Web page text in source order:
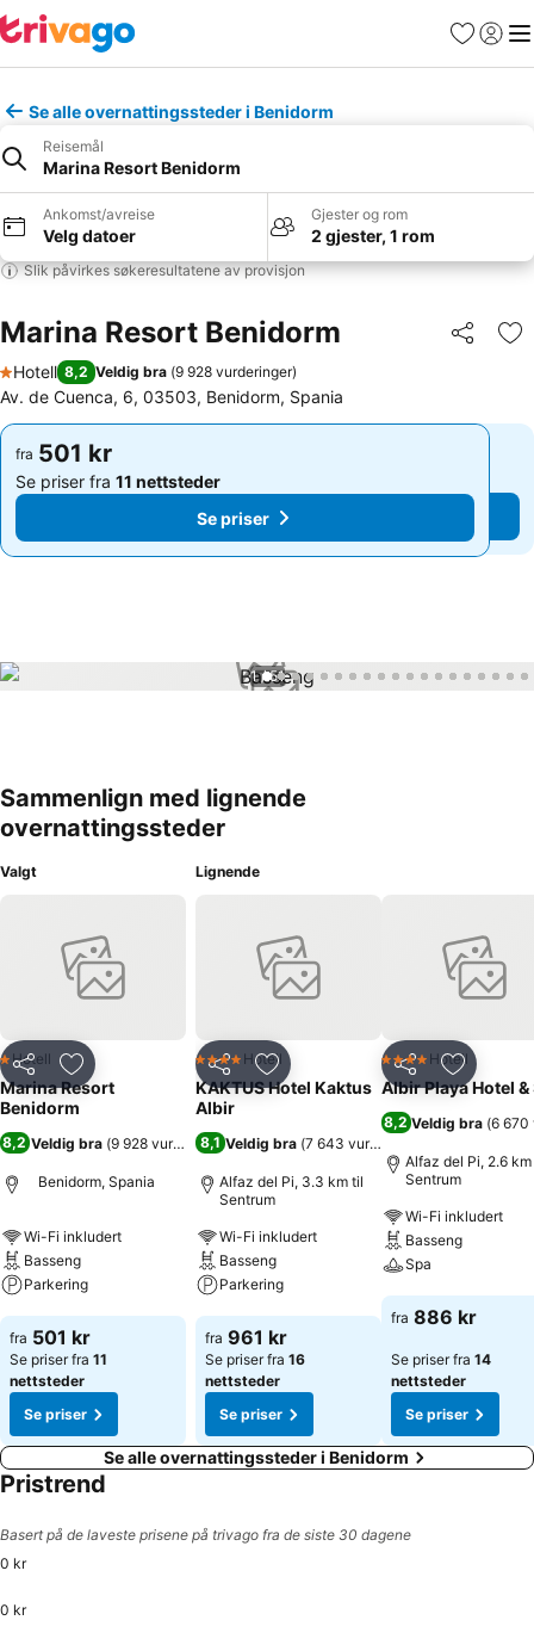
Favoritter
Logg
Se alle overnattingssteder i Benidorm
Reisemål
Marina Resort Benidorm
Ankomst/avreise
Velg datoer
Gjester og rom
2 gjester, 1 rom
Slik påvirkes søkeresultatene av provisjon
Marina Resort Benidorm Del
1 Stjerner
Hotell 8,2 Veldig bra (9 928 vurderinger)
Av. de Cuenca, 6, 03503, Benidorm, Spania
fra 501 kr
Se priser fra 11 nettsteder
Se priser
fra 501 kr
Se priser fra 11 nettsteder
Se priser
1 / 51
Sammenlign med lignende
overnattingssteder
Valgt
Del Legg til i favoritter
1 Stjerner
Hotell
Marina Resort
Benidorm
8,2 Veldig bra (9 928 vurderinger)
Benidorm, Spania
Wi-Fi inkludert
Basseng
Parkering
Se priser
fra 501 kr
Se priser fra 11
nettsteder
Se priser
Lignende
Del Legg til i favoritter
4 StjernerHotell
KAKTUS Hotel Kaktus
Albir
8,1 Veldig bra (7 643 vurderinger
Alfaz del Pi, 3.3 km til
Sentrum
Wi-Fi inkludert
Basseng
Parkering
Se priser
fra 961 kr
Se priser fra 16
nettsteder
Se priser
Del Legg til
4 StjernerHotell
Albir Playa Hotel &
8,2 Veldig bra (6 670
Alfaz del Pi, 2.6
Sentrum
Wi-Fi inkludert
Basseng
Spa
Se priser
fra 886 kr
Se priser fra 14
nettsteder
Se priser
Se alle overnattingssteder i Benidorm
Pristrend
Basert på de laveste prisene på trivago fra de siste 30 dagene
0 kr
0 kr